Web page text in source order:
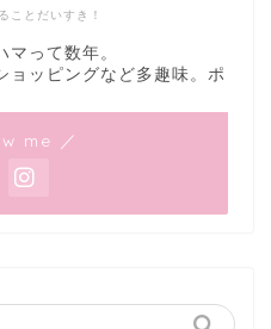
ことだいすき！
って数年。
ョッピングなど多趣味。ポ
me ／